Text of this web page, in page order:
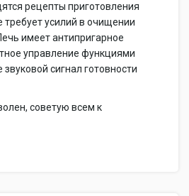
рецепты приготовления
требует усилий в очищении
имеет антипригарное
управление функциями
сигнал готовности
советую всем к